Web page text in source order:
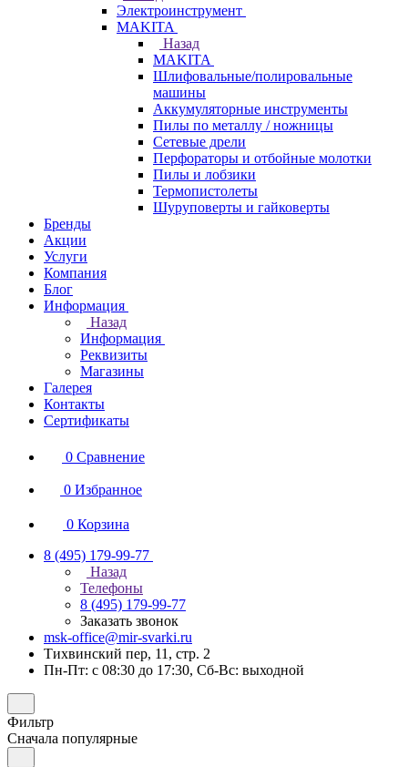
Электроинструмент
МAKITA
Назад
МAKITA
Шлифовальные/полировальные
машины
Аккумуляторные инструменты
Пилы по металлу / ножницы
Сетевые дрели
Перфораторы и отбойные молотки
Пилы и лобзики
Термопистолеты
Шуруповерты и гайковерты
Бренды
Акции
Услуги
Компания
Блог
Информация
Назад
Информация
Реквизиты
Магазины
Галерея
Контакты
Сертификаты
0 Сравнение
0 Избранное
0 Корзина
8 (495) 179-99-77
Назад
Телефоны
8 (495) 179-99-77
Заказать звонок
msk-office@mir-svarki.ru
Тихвинский пер, 11, стр. 2
Пн-Пт: с 08:30 до 17:30, Сб-Вс: выходной
Фильтр
Сначала популярные